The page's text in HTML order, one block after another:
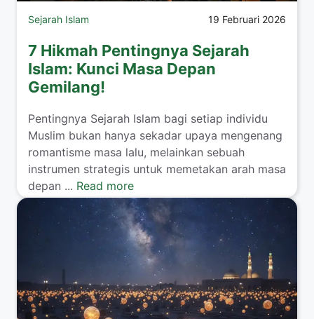
Sejarah Islam 19 Februari 2026
7 Hikmah Pentingnya Sejarah
Islam: Kunci Masa Depan
Gemilang!
Pentingnya Sejarah Islam bagi setiap individu
Muslim bukan hanya sekadar upaya mengenang
romantisme masa lalu, melainkan sebuah
instrumen strategis untuk memetakan arah masa
depan ... Read more